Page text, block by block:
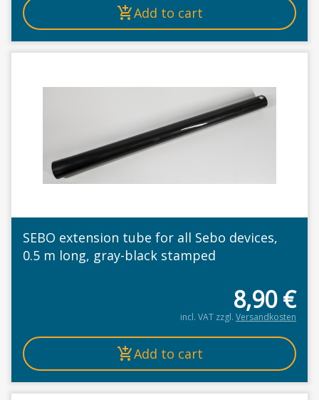
Add to cart
SEBO extension tube for all Sebo devices,
0.5 m long, gray-black stamped
8,90€
incl. VAT zzgl. Versandkosten
Add to cart